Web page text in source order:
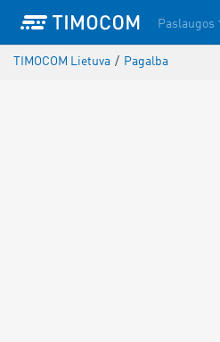
Paslaugos
TIMOCOM Lietuva / Pagalba